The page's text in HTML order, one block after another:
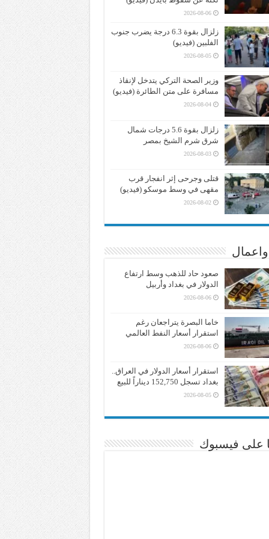
2026-08-06
زلزال بقوة 6.3 درجة يضرب جنوب
الفلبين (فيديو)
2026-08-05
وزير الصحة التركي يتدخل لإنقاذ
مسافرة على متن الطائرة (فيديو)
2026-08-04
زلزال بقوة 5.6 درجات شمال
شرق شرم الشيخ بمصر
2026-08-03
قتلى وجرحى إثر انفجار قرب
مقهى في وسط موسكو (فيديو)
2026-08-02
صعود حاد للذهب وسط ارتفاع
الدولار في بغداد وأربيل
2026-08-06
خاما البصرة يتراجعان رغم
استقرار أسعار النفط العالمي
2026-08-06
استقرار أسعار الدولار في العراق..
بغداد تسجل 152,750 ديناراً للبيع
2026-08-05
على فيسبوك